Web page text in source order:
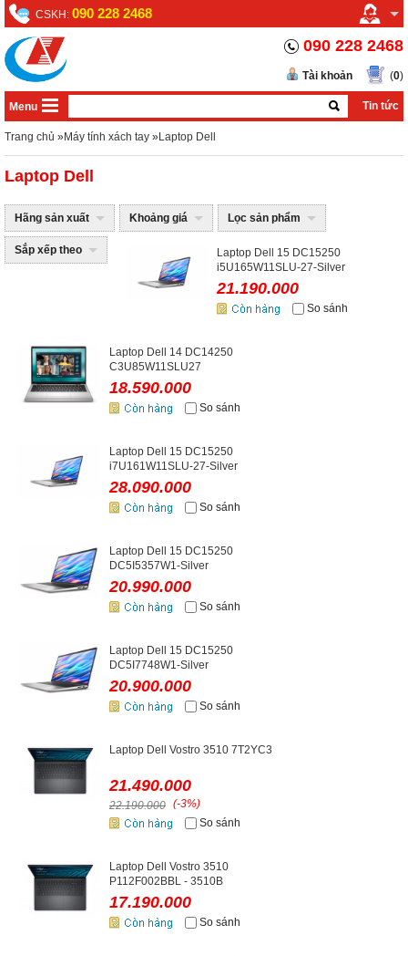
CSKH: 090 228 2468
090 228 2468
(0)
Tài khoản
Menu Tin tức
Trang chủ »Máy tính xách tay »Laptop Dell
Laptop Dell
Hãng sản xuất Khoảng giá Lọc sản phẩm
Sắp xếp theo
Laptop Dell 15 DC15250
i5U165W11SLU-27-Silver
21.190.000
So sánh
Laptop Dell 14 DC14250
C3U85W11SLU27
18.590.000
So sánh
Laptop Dell 15 DC15250
i7U161W11SLU-27-Silver
28.090.000
So sánh
Laptop Dell 15 DC15250
DC5I5357W1-Silver
20.990.000
So sánh
Laptop Dell 15 DC15250
DC5I7748W1-Silver
20.900.000
So sánh
Laptop Dell Vostro 3510 7T2YC3
21.490.000
22.190.000 (-3%)
So sánh
Laptop Dell Vostro 3510
P112F002BBL - 3510B
17.190.000
So sánh